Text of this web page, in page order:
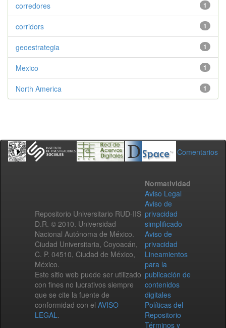
1
corredores
1
corridors
1
geoestrategia
1
Mexico
1
North America
Comentarios
Repositorio Universitario RUD-IIS
D.R. © 2010. Universidad
Nacional Autónoma de México.
Ciudad Universitaria, Coyoacán,
C. P. 04510, Ciudad de México,
México.
Este sitio web puede ser utilizado
con fines no lucrativos siempre
que se cite la fuente de
conformidad con el AVISO
LEGAL.
Normatividad
Aviso Legal
Aviso de
privacidad
simplificado
Aviso de
privacidad
Lineamientos
para la
publicación de
contenidos
digitales
Políticas del
Repositorio
Términos y